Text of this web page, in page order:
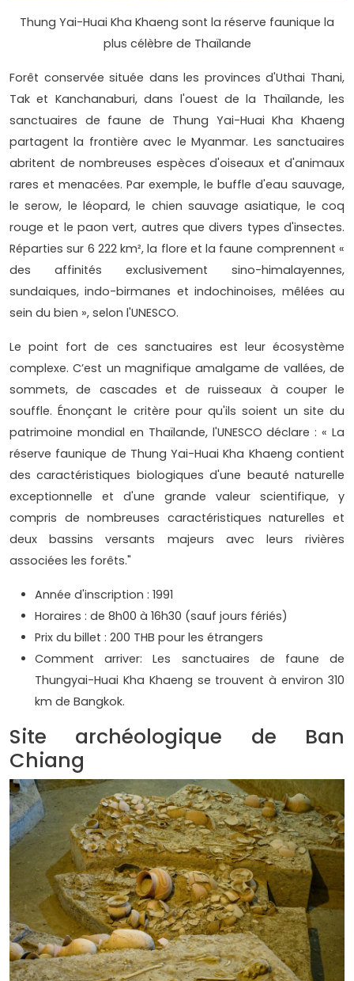
Thung Yai-Huai Kha Khaeng sont la réserve faunique la
plus célèbre de Thaïlande
Forêt conservée située dans les provinces d'Uthai Thani,
Tak et Kanchanaburi, dans l'ouest de la Thaïlande, les
sanctuaires de faune de Thung Yai-Huai Kha Khaeng
partagent la frontière avec le Myanmar. Les sanctuaires
abritent de nombreuses espèces d'oiseaux et d'animaux
rares et menacées. Par exemple, le buffle d'eau sauvage,
le serow, le léopard, le chien sauvage asiatique, le coq
rouge et le paon vert, autres que divers types d'insectes.
Réparties sur 6 222 km², la flore et la faune comprennent «
des affinités exclusivement sino-himalayennes,
sundaiques, indo-birmanes et indochinoises, mêlées au
sein du bien », selon l'UNESCO.
Le point fort de ces sanctuaires est leur écosystème
complexe. C’est un magnifique amalgame de vallées, de
sommets, de cascades et de ruisseaux à couper le
souffle. Énonçant le critère pour qu'ils soient un site du
patrimoine mondial en Thaïlande, l'UNESCO déclare : « La
réserve faunique de Thung Yai-Huai Kha Khaeng contient
des caractéristiques biologiques d'une beauté naturelle
exceptionnelle et d'une grande valeur scientifique, y
compris de nombreuses caractéristiques naturelles et
deux bassins versants majeurs avec leurs rivières
associées les forêts."
Année d'inscription : 1991
Horaires : de 8h00 à 16h30 (sauf jours fériés)
Prix du billet : 200 THB pour les étrangers
Comment arriver: Les sanctuaires de faune de
Thungyai-Huai Kha Khaeng se trouvent à environ 310
km de Bangkok.
Site archéologique de Ban
Chiang